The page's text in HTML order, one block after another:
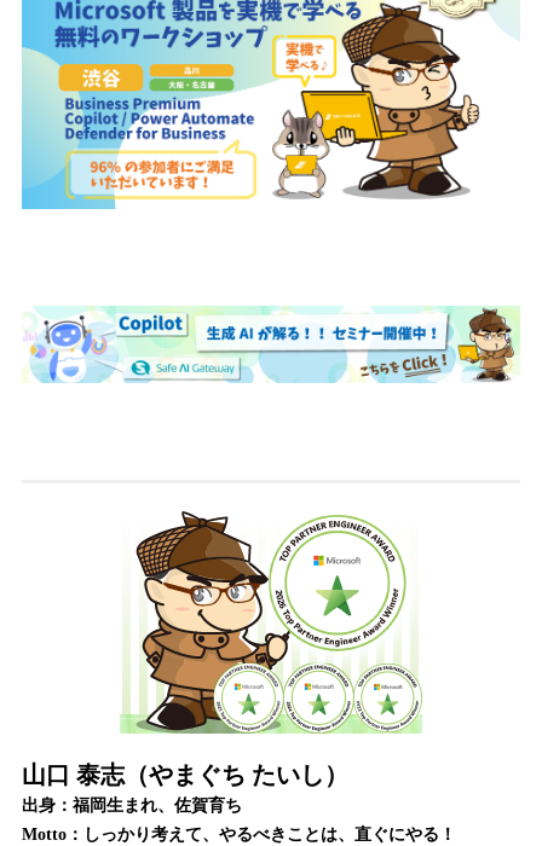
山口 泰志（やまぐち たいし）
出身：福岡生まれ、佐賀育ち
Motto：しっかり考えて、やるべきことは、直ぐにやる！